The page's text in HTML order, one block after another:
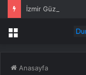
İzmir Güzelbahçe
Menü
Anasayfa